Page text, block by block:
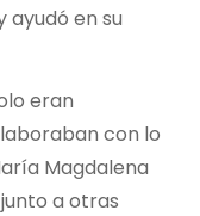
ayudó en su
eran
con lo
Magdalena
a otras